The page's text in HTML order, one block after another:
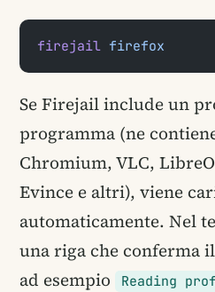
firejail firefox
Se Firejail include un
programma (ne
Chromium, VLC,
Evince e altri), viene
automaticamente. Nel
una riga che conferma
ad esempio
Reading